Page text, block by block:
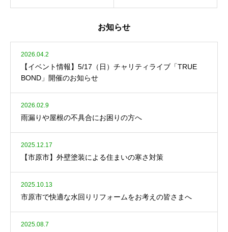
お知らせ
2026.04.2
【イベント情報】5/17（日）チャリティライブ「TRUE
BOND」開催のお知らせ
2026.02.9
雨漏りや屋根の不具合にお困りの方へ
2025.12.17
【市原市】外壁塗装による住まいの寒さ対策
2025.10.13
市原市で快適な水回りリフォームをお考えの皆さまへ
2025.08.7